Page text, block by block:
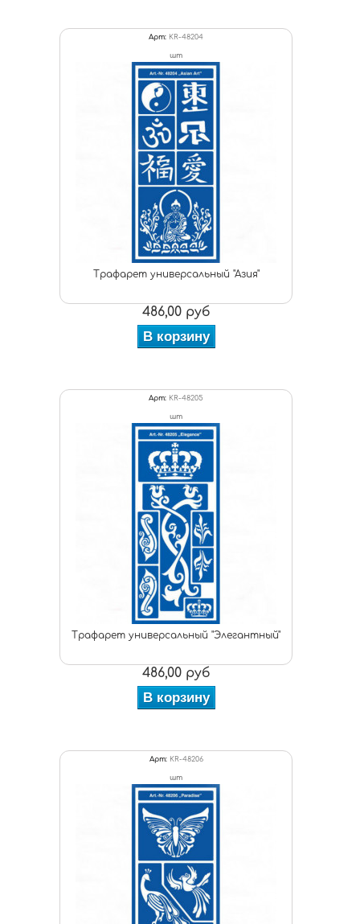
Арт: KR-48204
шт
Трафарет универсальный "Азия"
486,00 руб
В корзину
Арт: KR-48205
шт
Трафарет универсальный "Элегантный"
486,00 руб
В корзину
Арт: KR-48206
шт